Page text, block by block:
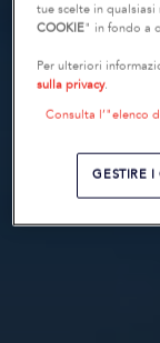
tue scelte in
COOKIE" in fondo a
Per ulteriori
sulla privacy.
Consulta l’"elenco
GESTIRE I